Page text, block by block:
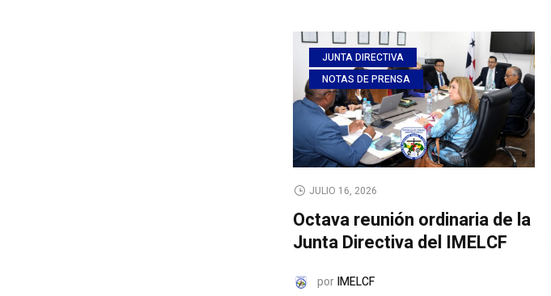
JUNTA DIRECTIVA
NOTAS DE PRENSA
JULIO 16, 2026
Octava reunión ordinaria de la
Junta Directiva del IMELCF
porIMELCF